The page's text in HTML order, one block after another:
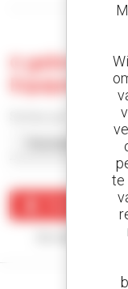
0 gebruikte
Equipment
Maak een
Uw
te